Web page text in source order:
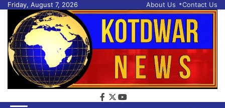
Skip
content
Friday, August 7, 2026 About Us Contact Us
facebook
twitter
youtube